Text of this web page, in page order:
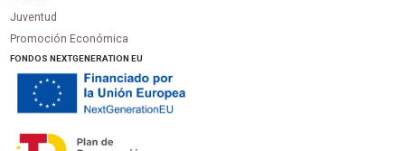
Juventud
Promoción Económica
FONDOS NEXTGENERATION EU